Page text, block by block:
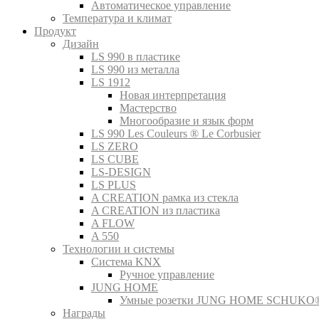
Автоматическое управление
Температура и климат
Продукт
Дизайн
LS 990 в пластике
LS 990 из металла
LS 1912
Новая интерпретация
Мастерство
Многообразие и язык форм
LS 990 Les Couleurs ® Le Corbusier
LS ZERO
LS CUBE
LS-DESIGN
LS PLUS
A CREATION рамка из стекла
A CREATION из пластика
A FLOW
A 550
Технологии и системы
Система KNX
Ручное управление
JUNG HOME
Умные розетки JUNG HOME
Награды